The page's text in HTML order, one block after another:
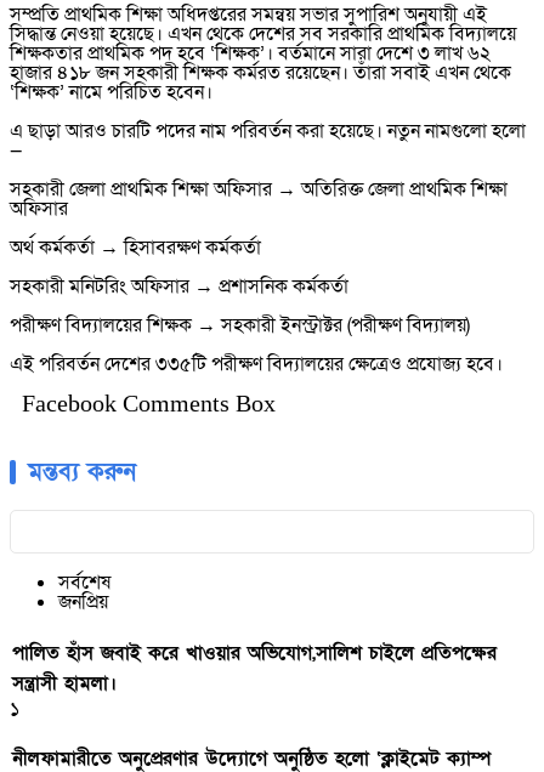
সম্প্রতি প্রাথমিক শিক্ষা অধিদপ্তরের সমন্বয় সভার সুপারিশ অনুযায়ী এই
সিদ্ধান্ত নেওয়া হয়েছে। এখন থেকে দেশের সব সরকারি প্রাথমিক বিদ্যালয়ে
শিক্ষকতার প্রাথমিক পদ হবে ‘শিক্ষক’। বর্তমানে সারা দেশে ৩ লাখ ৬২
হাজার ৪১৮ জন সহকারী শিক্ষক কর্মরত রয়েছেন। তাঁরা সবাই এখন থেকে
‘শিক্ষক’ নামে পরিচিত হবেন।
এ ছাড়া আরও চারটি পদের নাম পরিবর্তন করা হয়েছে। নতুন নামগুলো হলো
—
সহকারী জেলা প্রাথমিক শিক্ষা অফিসার → অতিরিক্ত জেলা প্রাথমিক শিক্ষা
অফিসার
অর্থ কর্মকর্তা → হিসাবরক্ষণ কর্মকর্তা
সহকারী মনিটরিং অফিসার → প্রশাসনিক কর্মকর্তা
পরীক্ষণ বিদ্যালয়ের শিক্ষক → সহকারী ইনস্ট্রাক্টর (পরীক্ষণ বিদ্যালয়)
এই পরিবর্তন দেশের ৩৩৫টি পরীক্ষণ বিদ্যালয়ের ক্ষেত্রেও প্রযোজ্য হবে।
Facebook Comments Box
মন্তব্য করুন
সর্বশেষ
জনপ্রিয়
পালিত হাঁস জবাই করে খাওয়ার অভিযোগ,সালিশ চাইলে প্রতিপক্ষের
সন্ত্রাসী হামলা।
১
নীলফামারীতে অনুপ্রেরণার উদ্যোগে অনুষ্ঠিত হলো ‘ক্লাইমেট ক্যাম্প